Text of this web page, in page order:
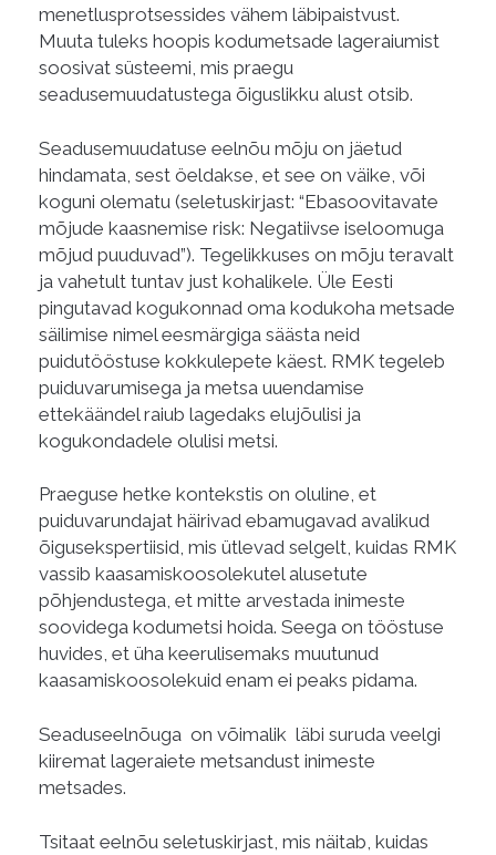
menetlusprotsessides vähem läbipaistvust.
Muuta tuleks hoopis kodumetsade lageraiumist
soosivat süsteemi, mis praegu
seadusemuudatustega õiguslikku alust otsib.
Seadusemuudatuse eelnõu mõju on jäetud
hindamata, sest öeldakse, et see on väike, või
koguni olematu (seletuskirjast: “Ebasoovitavate
mõjude kaasnemise risk: Negatiivse iseloomuga
mõjud puuduvad”). Tegelikkuses on mõju teravalt
ja vahetult tuntav just kohalikele. Üle Eesti
pingutavad kogukonnad oma kodukoha metsade
säilimise nimel eesmärgiga säästa neid
puidutööstuse kokkulepete käest. RMK tegeleb
puiduvarumisega ja metsa uuendamise
ettekäändel raiub lagedaks elujõulisi ja
kogukondadele olulisi metsi.
Praeguse hetke kontekstis on oluline, et
puiduvarundajat häirivad ebamugavad avalikud
õigusekspertiisid, mis ütlevad selgelt, kuidas RMK
vassib kaasamiskoosolekutel alusetute
põhjendustega, et mitte arvestada inimeste
soovidega kodumetsi hoida. Seega on tööstuse
huvides, et üha keerulisemaks muutunud
kaasamiskoosolekuid enam ei peaks pidama.
Seaduseelnõuga on võimalik läbi suruda veelgi
kiiremat lageraiete metsandust inimeste
metsades.
Tsitaat eelnõu seletuskirjast, mis näitab, kuidas